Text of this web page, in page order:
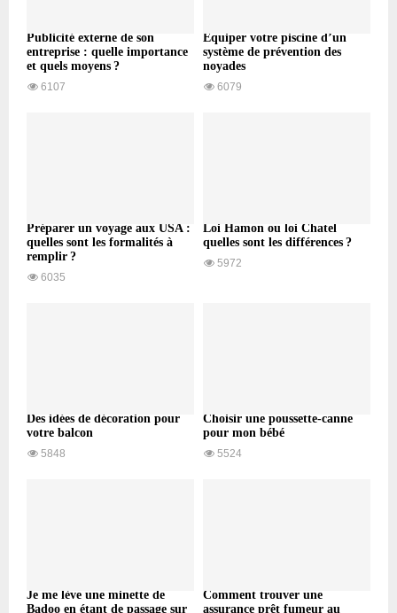
Publicité externe de son
entreprise : quelle importance
et quels moyens ?
6107
Équiper votre piscine d’un
système de prévention des
noyades
6079
Préparer un voyage aux USA :
quelles sont les formalités à
remplir ?
6035
Loi Hamon ou loi Chatel
quelles sont les différences ?
5972
Des idées de décoration pour
votre balcon
5848
Choisir une poussette-canne
pour mon bébé
5524
Je me lève une minette de
Badoo en étant de passage sur
Comment trouver une
assurance prêt fumeur au